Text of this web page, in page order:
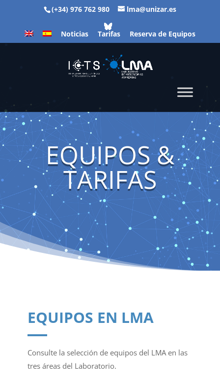
(+34) 976 762 980 lma@unizar.es
Noticias Tarifas Reserva de Equipos
EQUIPOS &
TARIFAS
EQUIPOS EN LMA
Consulte la selección de equipos del LMA en las
tres áreas del Laboratorio.